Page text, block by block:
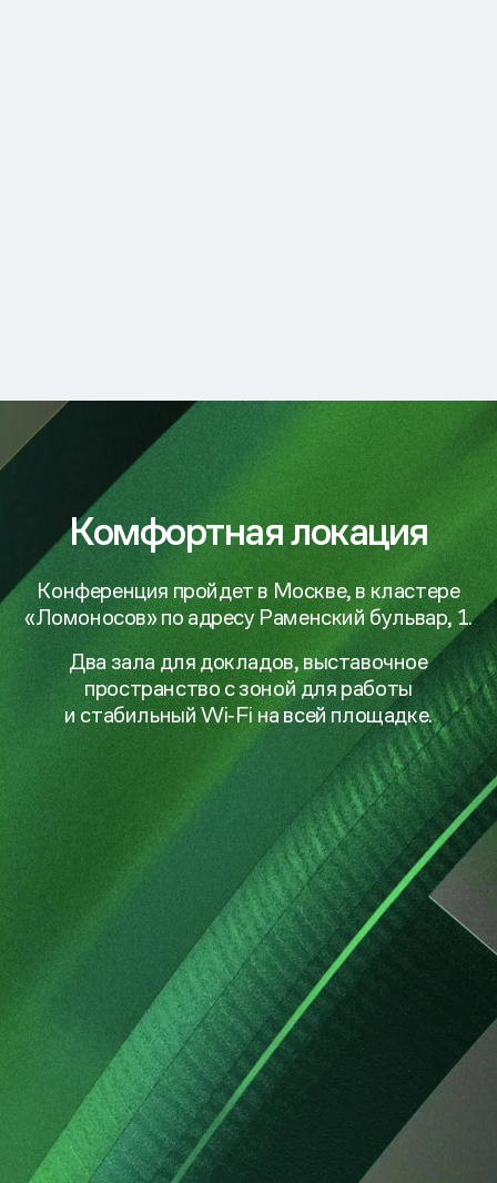
Комфортная локация
Конференция пройдет в Москве, в кластере
«Ломоносов»по адресу Раменский бульвар, 1.
Два зала для докладов, выставочное
пространство с зоной для работы
и стабильный Wi‑Fi на всей площадке.